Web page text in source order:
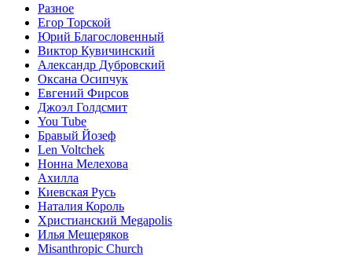
Разное
Егор Торской
Юрий Благословенный
Виктор Кувичинский
Александр Дубровский
Оксана Осипчук
Евгений Фирсов
Джоэл Голдсмит
You Tube
Бравый Йозеф
Len Voltchek
Нонна Мелехова
Ахилла
Киевская Русь
Наталия Король
Христианский Megapolis
Илья Мещеряков
Misanthropic Church